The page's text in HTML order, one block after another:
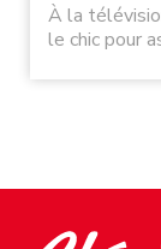
À la
le chic pour